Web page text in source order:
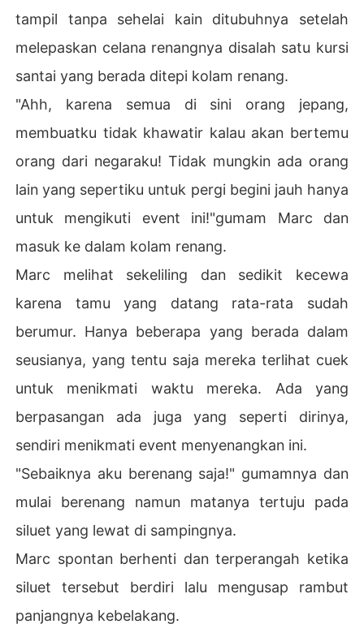
tampil tanpa sehelai kain ditubuhnya setelah
melepaskan celana renangnya disalah satu kursi
santai yang berada ditepi kolam renang.
"Ahh, karena semua di sini orang jepang,
membuatku tidak khawatir kalau akan bertemu
orang dari negaraku! Tidak mungkin ada orang
lain yang sepertiku untuk pergi begini jauh hanya
untuk mengikuti event ini!"gumam Marc dan
masuk ke dalam kolam renang.
Marc melihat sekeliling dan sedikit kecewa
karena tamu yang datang rata-rata sudah
berumur. Hanya beberapa yang berada dalam
seusianya, yang tentu saja mereka terlihat cuek
untuk menikmati waktu mereka. Ada yang
berpasangan ada juga yang seperti dirinya,
sendiri menikmati event menyenangkan ini.
"Sebaiknya aku berenang saja!" gumamnya dan
mulai berenang namun matanya tertuju pada
siluet yang lewat di sampingnya.
Marc spontan berhenti dan terperangah ketika
siluet tersebut berdiri lalu mengusap rambut
panjangnya kebelakang.